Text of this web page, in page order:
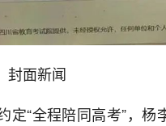
封面新闻
定“全程陪同高考”，